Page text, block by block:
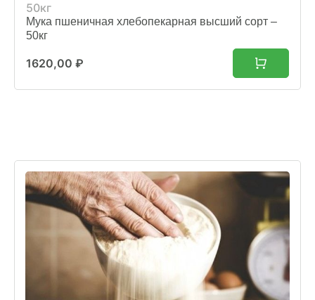
50кг
Мука пшеничная хлебопекарная высший сорт –
50кг
1620,00 ₽